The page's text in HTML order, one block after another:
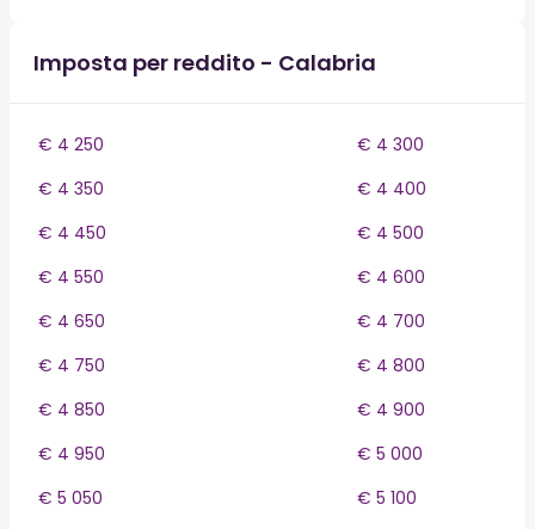
Imposta per reddito - Calabria
€ 4 250
€ 4 300
€ 4 350
€ 4 400
€ 4 450
€ 4 500
€ 4 550
€ 4 600
€ 4 650
€ 4 700
€ 4 750
€ 4 800
€ 4 850
€ 4 900
€ 4 950
€ 5 000
€ 5 050
€ 5 100